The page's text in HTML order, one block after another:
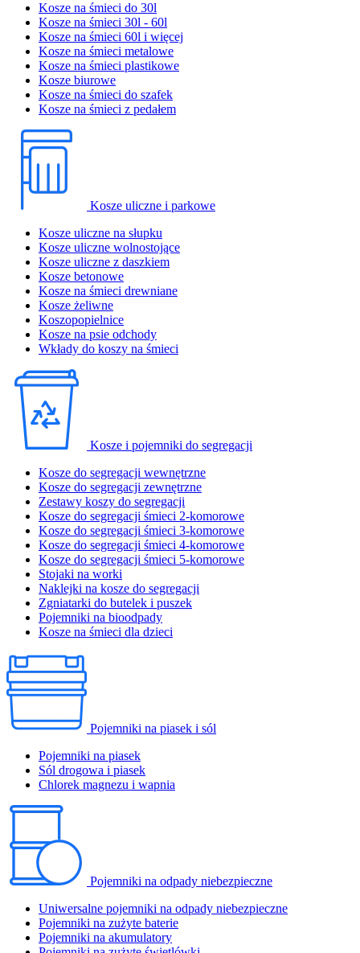
Kosze na śmieci do 30l
Kosze na śmieci 30l - 60l
Kosze na śmieci 60l i więcej
Kosze na śmieci metalowe
Kosze na śmieci plastikowe
Kosze biurowe
Kosze na śmieci do szafek
Kosze na śmieci z pedałem
Kosze uliczne i parkowe
Kosze uliczne na słupku
Kosze uliczne wolnostojące
Kosze uliczne z daszkiem
Kosze betonowe
Kosze na śmieci drewniane
Kosze żeliwne
Koszopopielnice
Kosze na psie odchody
Wkłady do koszy na śmieci
Kosze i pojemniki do segregacji
Kosze do segregacji wewnętrzne
Kosze do segregacji zewnętrzne
Zestawy koszy do segregacji
Kosze do segregacji śmieci 2-komorowe
Kosze do segregacji śmieci 3-komorowe
Kosze do segregacji śmieci 4-komorowe
Kosze do segregacji śmieci 5-komorowe
Stojaki na worki
Naklejki na kosze do segregacji
Zgniatarki do butelek i puszek
Pojemniki na bioodpady
Kosze na śmieci dla dzieci
Pojemniki na piasek i sól
Pojemniki na piasek
Sól drogowa i piasek
Chlorek magnezu i wapnia
Pojemniki na odpady niebezpieczne
Uniwersalne pojemniki na odpady niebezpieczne
Pojemniki na zużyte baterie
Pojemniki na akumulatory